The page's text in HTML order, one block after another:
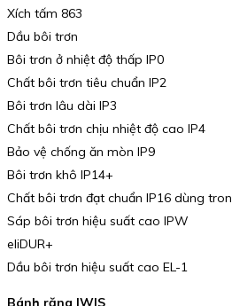
Xích tấm 863
Dầu bôi trơn
Bôi trơn ở nhiệt độ thấp IP0
Chất bôi trơn tiêu chuẩn IP2
Bôi trơn lâu dài IP3
Chất bôi trơn chịu nhiệt độ cao IP4
Bảo vệ chống ăn mòn IP9
Bôi trơn khô IP14+
Chất bôi trơn đạt chuẩn IP16 dùng
Sáp bôi trơn hiệu suất cao IPW
eliDUR+
Dầu bôi trơn hiệu suất cao EL-1
Bánh răng IWIS